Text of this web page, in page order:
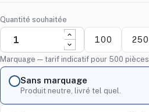
Quantité souhaitée
100 250
Marquage — tarif indicatif pour 500 pièces
Sans marquage
Produit neutre, livré tel quel.